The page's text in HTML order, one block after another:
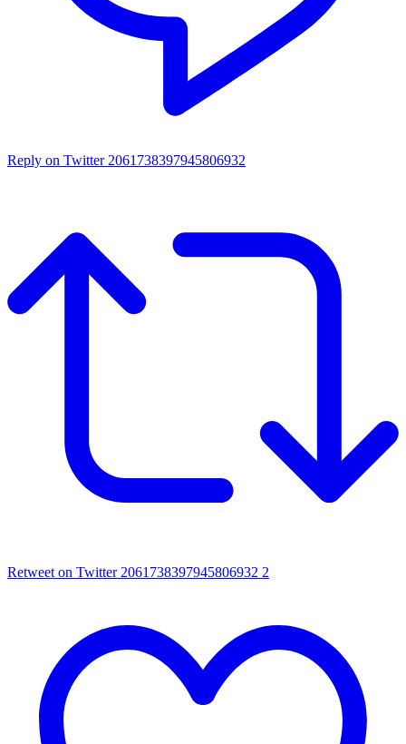
Reply on Twitter 2061738397945806932
Retweet on Twitter 2061738397945806932 2